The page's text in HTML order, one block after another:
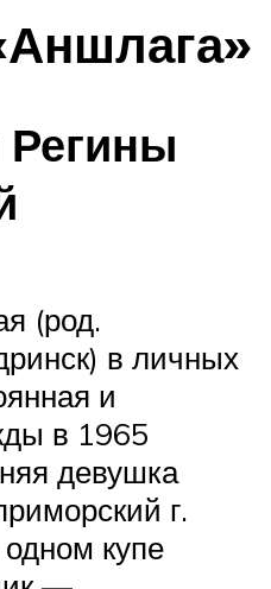
(род.
в личных
и
в 1965
девушка
г.
купе